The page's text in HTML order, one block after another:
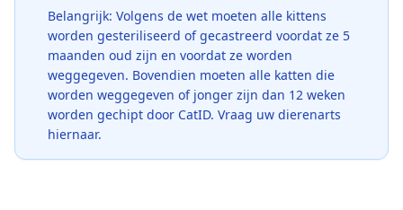
Belangrijk: Volgens de wet moeten alle kittens
worden gesteriliseerd of gecastreerd voordat ze 5
maanden oud zijn en voordat ze worden
weggegeven. Bovendien moeten alle katten die
worden weggegeven of jonger zijn dan 12 weken
worden gechipt door CatID. Vraag uw dierenarts
hiernaar.